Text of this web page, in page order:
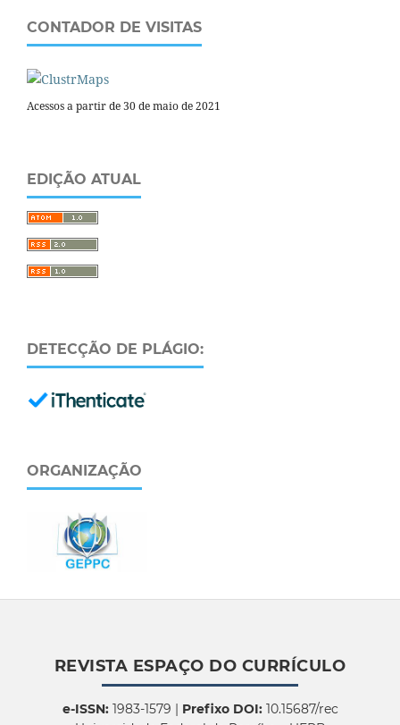
CONTADOR DE VISITAS
Acessos a partir de 30 de maio de 2021
EDIÇÃO ATUAL
DETECÇÃO DE PLÁGIO:
ORGANIZAÇÃO
REVISTA ESPAÇO DO CURRÍCULO
e-ISSN:1983-1579 | Prefixo DOI:10.15687/rec